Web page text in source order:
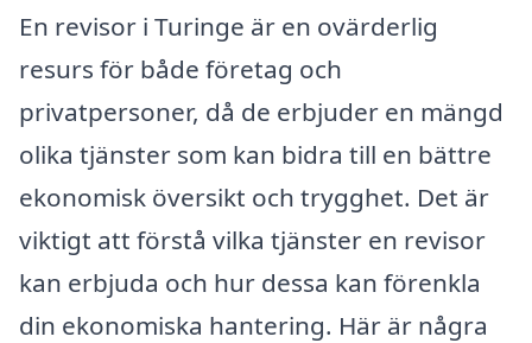
En revisor i Turinge är en ovärderlig
resurs för både företag och
privatpersoner, då de erbjuder en mängd
olika tjänster som kan bidra till en bättre
ekonomisk översikt och trygghet. Det är
viktigt att förstå vilka tjänster en revisor
kan erbjuda och hur dessa kan förenkla
din ekonomiska hantering. Här är några